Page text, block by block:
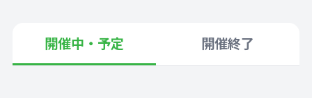
開催中・予定 開催終了